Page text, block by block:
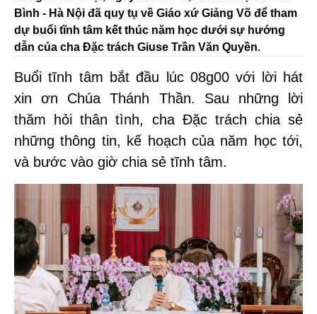
Bình - Hà Nội đã quy tụ về Giáo xứ Giảng Võ để tham
dự buổi tĩnh tâm kết thúc năm học dưới sự hướng
dẫn của cha Đặc trách Giuse Trần Văn Quyền.
Buổi tĩnh tâm bắt đầu lúc 08g00 với lời hát
xin ơn Chúa Thánh Thần. Sau những lời
thăm hỏi thân tình, cha Đặc trách chia sẻ
những thông tin, kế hoạch của năm học tới,
và bước vào giờ chia sẻ tĩnh tâm.